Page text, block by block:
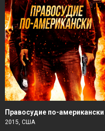
Правосудие по-американски
2015, США